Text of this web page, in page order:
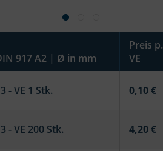
917 A2 | Ø in mm
Preis p.
VE
- VE 1 Stk. 0,10 €
- VE 200 Stk. 4,20 €